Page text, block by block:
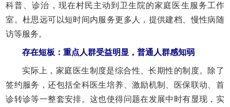
科普、诊治，现在村民主动到卫生院的家庭医生服务工作
室。杜思远可以短时间内服务更多人，提供建档、慢性病随
访等服务。
存在短板：重点人群受益明显，普通人群感知弱
实际上，家庭医生制度是综合性、长期性的制度。除了
签约服务，还包括全科医生培养、激励机制、医保联动、首
诊转诊等一整套安排。这也使得问题在发展中时有显现，实